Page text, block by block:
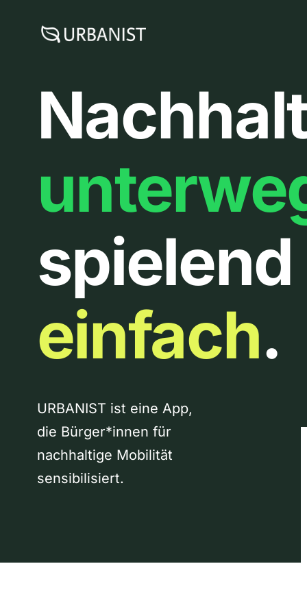
spielend
einfach.
URBANIST ist eine App,
die Bürger*innen für
nachhaltige Mobilität
sensibilisiert.